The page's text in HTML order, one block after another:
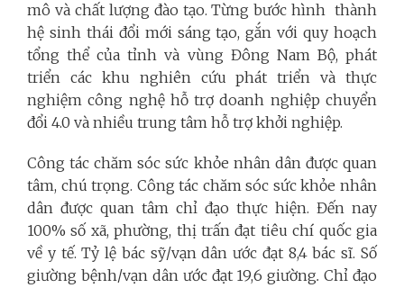
mô và chất lượng đào tạo. Từng bước hình thành
hệ sinh thái đổi mới sáng tạo, gắn với quy hoạch
tổng thể của tỉnh và vùng Đông Nam Bộ, phát
triển các khu nghiên cứu phát triển và thực
nghiệm công nghệ hỗ trợ doanh nghiệp chuyển
đổi 4.0 và nhiều trung tâm hỗ trợ khởi nghiệp.
Công tác chăm sóc sức khỏe nhân dân được quan
tâm, chú trọng. Công tác chăm sóc sức khỏe nhân
dân được quan tâm chỉ đạo thực hiện. Đến nay
100% số xã, phường, thị trấn đạt tiêu chí quốc gia
về y tế. Tỷ lệ bác sỹ/vạn dân ước đạt 8,4 bác sĩ. Số
giường bệnh/vạn dân ước đạt 19,6 giường.Chỉ đạo